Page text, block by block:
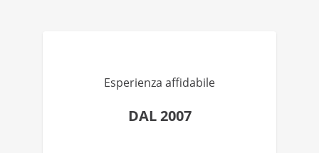
Esperienza affidabile
DAL 2007